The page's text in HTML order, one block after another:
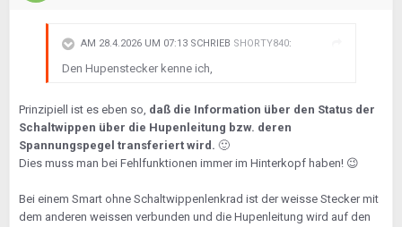
AM 28.4.2026 UM 07:13 SCHRIEB SHORTY840:
Den Hupenstecker kenne ich,
Prinzipiell ist es eben so, daß die Information über den Status der
Schaltwippen über die Hupenleitung bzw. deren
Spannungspegel transferiert wird. 🙂
Dies muss man bei Fehlfunktionen immer im Hinterkopf haben! 😉
Bei einem Smart ohne Schaltwippenlenkrad ist der weisse Stecker mit
dem anderen weissen verbunden und die Hupenleitung wird auf den